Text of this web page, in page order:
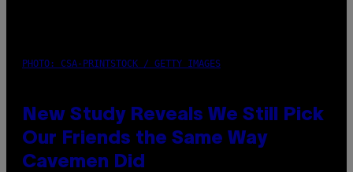
PHOTO: CSA-PRINTSTOCK / GETTY IMAGES
New Study Reveals We Still Pick
Our Friends the Same Way
Cavemen Did